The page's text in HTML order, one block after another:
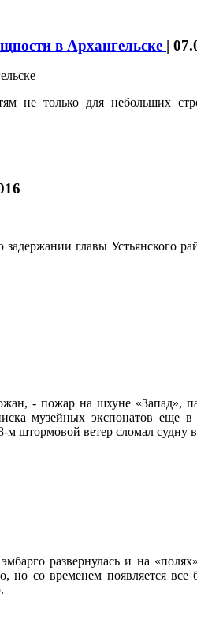
в Архангельске |
не только для небольших
задержании главы
- пожар на шхуне «Запад»,
музейных экспонатов еще в
штормовой ветер сломал судну
развернулась и на
со временем появляется